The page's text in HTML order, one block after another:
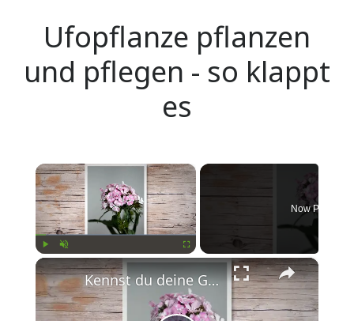
Ufopflanze pflanzen
und pflegen - so klappt
es
×
Fullscreen
Now Playing
×
Kennst du deine Geburtsblume?